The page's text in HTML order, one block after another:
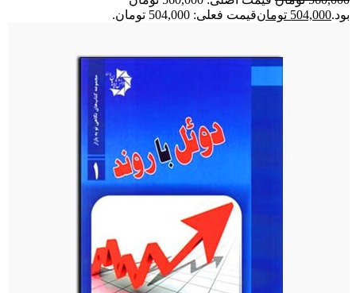
بود.504,000 تومانقیمت فعلی: 504,000 تومان.